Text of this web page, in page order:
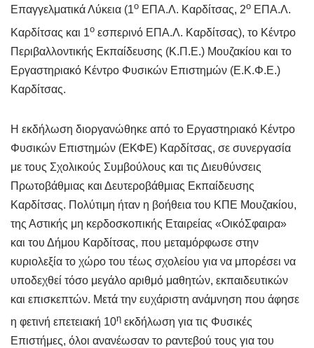
Επαγγελματικά Λύκεια (1ο ΕΠΑ.Λ. Καρδίτσας, 2ο ΕΠΑ.Λ.
Καρδίτσας και 1ο εσπερινό ΕΠΑ.Λ. Καρδίτσας), το Κέντρο
Περιβαλλοντικής Εκπαίδευσης (Κ.Π.Ε.) Μουζακίου και το
Εργαστηριακό Κέντρο Φυσικών Επιστημών (Ε.Κ.Φ.Ε.)
Καρδίτσας.
Η εκδήλωση διοργανώθηκε από το Εργαστηριακό Κέντρο
Φυσικών Επιστημών (ΕΚΦΕ) Καρδίτσας, σε συνεργασία
με τους Σχολικούς Συμβούλους και τις Διευθύνσεις
Πρωτοβάθμιας και Δευτεροβάθμιας Εκπαίδευσης
Καρδίτσας. Πολύτιμη ήταν η βοήθεια του ΚΠΕ Μουζακίου,
της Αστικής μη κερδοσκοπικής Εταιρείας «ΟικόΣφαιρα»
και του Δήμου Καρδίτσας, που μεταμόρφωσε στην
κυριολεξία το χώρο του τέως σχολείου για να μπορέσει να
υποδεχθεί τόσο μεγάλο αριθμό μαθητών, εκπαιδευτικών
και επισκεπτών. Μετά την ευχάριστη ανάμνηση που άφησε
η φετινή επετειακή 10η εκδήλωση για τις Φυσικές
Επιστήμες, όλοι ανανέωσαν το ραντεβού τους για του